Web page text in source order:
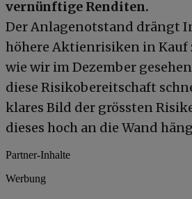
vernünftige Renditen.
Der Anlagenotstand drängt
höhere Aktienrisiken in Kauf
wie wir im Dezember
diese Risikobereitschaft
klares Bild der grössten
dieses hoch an die Wand
Partner-Inhalte
Werbung